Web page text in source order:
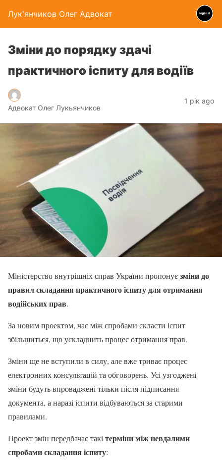
Лук'янчиков Олег Адвокат
Зміни до порядку здачі
практичного іспиту для водіїв
Адвокат Олег Лукьянчиков
1 рік ago
Міністерство внутрішніх справ України пропонуєзміни до
правил складання практичного іспиту для отримання
водійських прав.
За новим проектом, час між спробами скласти іспит
збільшиться, що ускладнить процес отримання прав.
Зміни ще не вступили в силу, але вже триває процес
електронних консультацій та обговорень. Усі узгоджені
зміни будуть впроваджені тільки після підписання
документа, а наразі іспити відбуваються за старими
правилами.
Проект змін передбачає такі терміни між невдалими
спробами складання іспиту: